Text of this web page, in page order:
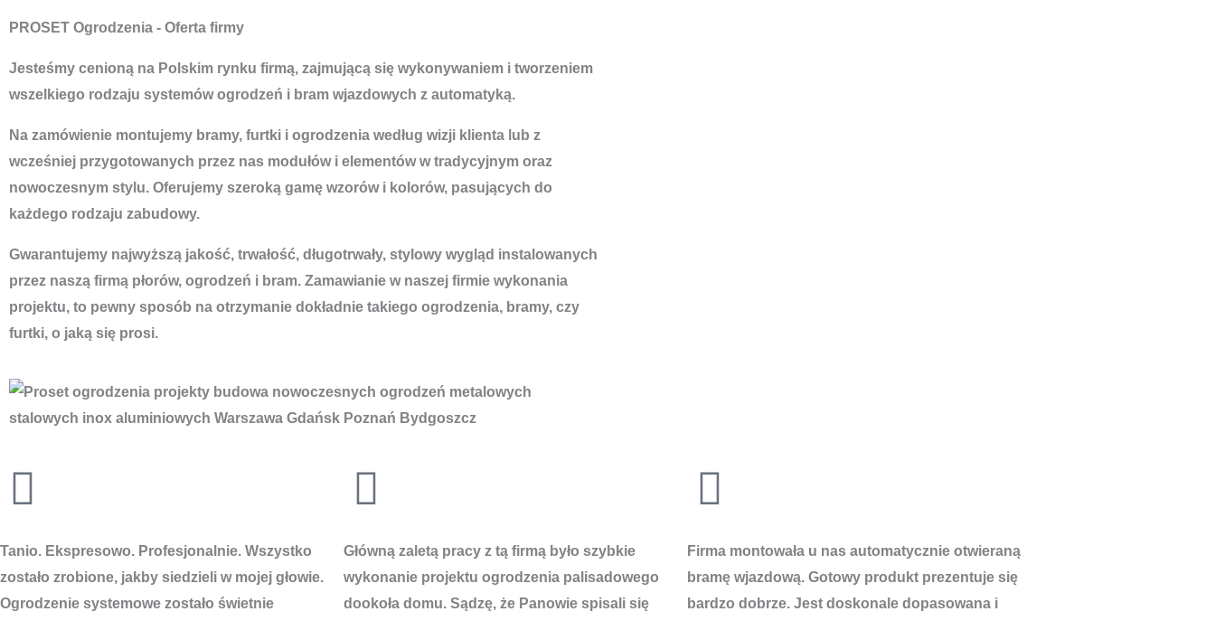
PROSET Ogrodzenia - Oferta firmy
Jesteśmy cenioną na Polskim rynku firmą, zajmującą się wykonywaniem i tworzeniem
wszelkiego rodzaju systemów ogrodzeń i bram wjazdowych z automatyką.
Na zamówienie montujemy bramy, furtki i ogrodzenia według wizji klienta lub z
wcześniej przygotowanych przez nas modułów i elementów w tradycyjnym oraz
nowoczesnym stylu. Oferujemy szeroką gamę wzorów i kolorów, pasujących do
każdego rodzaju zabudowy.
Gwarantujemy najwyższą jakość, trwałość, długotrwały, stylowy wygląd instalowanych
przez naszą firmą płorów, ogrodzeń i bram. Zamawianie w naszej firmie wykonania
projektu, to pewny sposób na otrzymanie dokładnie takiego ogrodzenia, bramy, czy
furtki, o jaką się prosi.
Tanio. Ekspresowo. Profesjonalnie. Wszystko
zostało zrobione, jakby siedzieli w mojej głowie.
Ogrodzenie systemowe zostało świetnie
Główną zaletą pracy z tą firmą było szybkie
wykonanie projektu ogrodzenia palisadowego
dookoła domu. Sądzę, że Panowie spisali się
Firma montowała u nas automatycznie otwieraną
bramę wjazdową. Gotowy produkt prezentuje się
bardzo dobrze. Jest doskonale dopasowana i